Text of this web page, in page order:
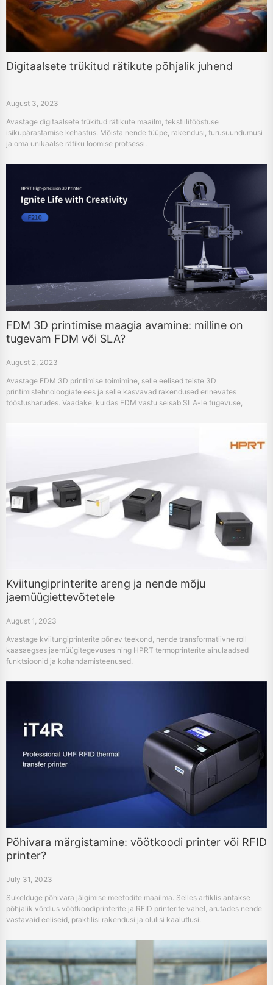
Digitaalsete trükitud rätikute põhjalik juhend
August 3, 2023
Avastage digitaalsete trükitud rätikute maailm, tekstiilitööstuse
isikupärastamise kehastus. Mõista nende tüüpe, rakendusi, turusuundumusi
ja oma unikaalse rätiku loomise protsessi.
FDM 3D printimise maagia avamine: milline on
tugevam FDM või SLA?
August 2, 2023
Avastage FDM 3D printimise toimimine, selle eelised teiste 3D
printimistehnoloogiate ees ja selle kasvavad rakendused erinevates
tööstusharudes. Vaadake, kuidas FDM vastu seisab SLA-le tugevuse,
Kviitungiprinterite areng ja nende mõju
jaemüügiettevõtetele
August 1, 2023
Avastage kviitungiprinterite põnev teekond, nende transformatiivne roll
kaasaegses jaemüügitegevuses ning HPRT termoprinterite ainulaadsed
funktsioonid ja kohandamisteenused.
Põhivara märgistamine: vöötkoodi printer või RFID
printer?
July 31, 2023
Sukelduge põhivara jälgimise meetodite maailma. Selles artiklis antakse
põhjalik võrdlus vöötkoodiprinterite ja RFID printerite vahel, arutades nende
vastavaid eeliseid, praktilisi rakendusi ja olulisi kaalutlusi.